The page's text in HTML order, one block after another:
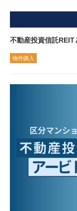
物件購入
不動産投資信託